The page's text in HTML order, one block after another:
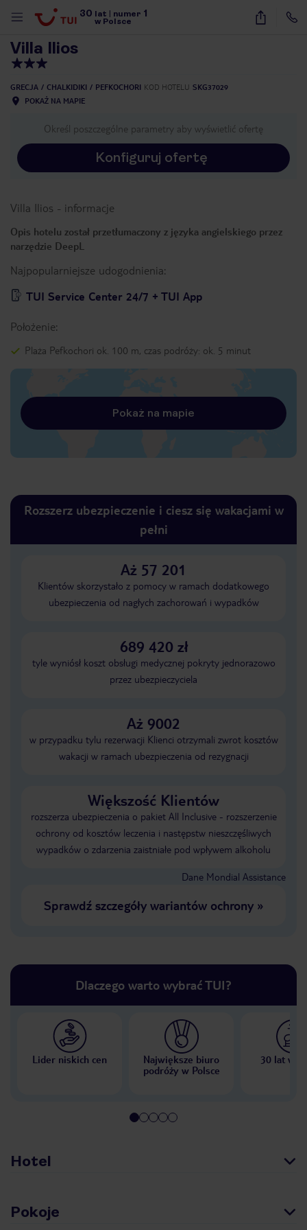
30 lat numer 1
w Polsce
8
Villa Ilios
GRECJA CHALKIDIKI PEFKOCHORI KOD HOTELU SKG37029
POKAŻ NA MAPIE
Określ poszczególne parametry aby wyświetlić ofertę
Konfiguruj ofertę
Villa Ilios - informacje
Opis hotelu został przetłumaczony z języka angielskiego przez
narzędzie DeepL
Najpopularniejsze udogodnienia:
TUI Service Center 24/7 + TUI App
Położenie:
Plaża Pefkochori ok. 100 m, czas podróży: ok. 5 minut
Pokaż na mapie
Rozszerz ubezpieczenie i ciesz się wakacjami w
pełni
Aż 57 201
Klientów skorzystało z pomocy w ramach dodatkowego
ubezpieczenia od nagłych zachorowań i wypadków
689 420 zł
tyle wyniósł koszt obsługi medycznej pokryty jednorazowo
przez ubezpieczyciela
Aż 9002
w przypadku tylu rezerwacji Klienci otrzymali zwrot kosztów
wakacji w ramach ubezpieczenia od rezygnacji
Większość Klientów
rozszerza ubezpieczenia o pakiet All Inclusive - rozszerzenie
ochrony od kosztów leczenia i następstw nieszczęśliwych
wypadków o zdarzenia zaistniałe pod wpływem alkoholu
Dane Mondial Assistance
Sprawdź szczegóły wariantów ochrony»
Dlaczego warto wybrać TUI?
Lider niskich cen
Największe biuro
podróży w Polsce
30 lat w
Hotel
Pokoje